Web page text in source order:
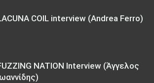
COIL interview (Andrea Ferro)
NATION Interview (Άγγελος